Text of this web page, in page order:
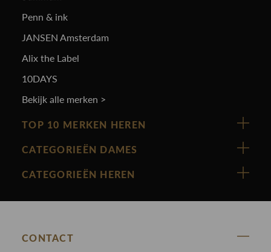
Penn & ink
JANSEN Amsterdam
Alix the Label
10DAYS
Bekijk alle merken >
TOP 10 MERKEN HEREN
Vanguard
Cast Iron
CATEGORIEËN DAMES
Nieuw binnen
Blouses
CATEGORIEËN HEREN
Broeken
CONTACT